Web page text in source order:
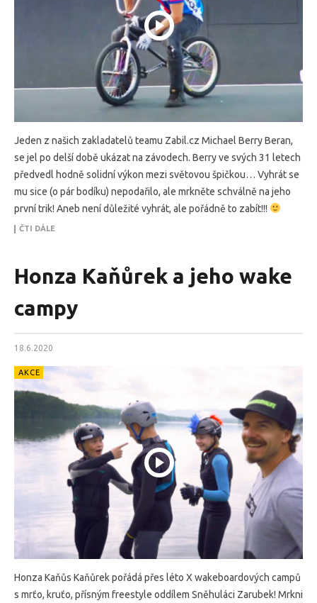
Jeden z našich zakladatelů teamu Zabil.cz Michael Berry Beran,
se jel po delší době ukázat na závodech. Berry ve svých 31 letech
předvedl hodně solidní výkon mezi světovou špičkou… Vyhrát se
mu sice (o pár bodíku) nepodařilo, ale mrkněte schválně na jeho
první trik! Aneb není důležité vyhrát, ale pořádně to zabít!!!
ČTI DÁLE
Honza Kaňůrek a jeho wake
campy
18.6.2020
AKCE
Honza Kaňůs Kaňůrek pořádá přes léto X wakeboardových campů
s mrťo, kruťo, přísným freestyle oddílem Sněhuláci Zarubek! Mrkni